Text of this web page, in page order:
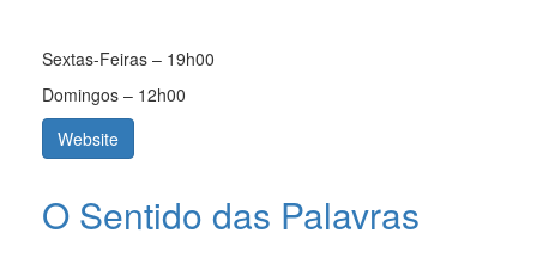
Sextas-Feiras – 19h00
Domingos – 12h00
Website
O Sentido das Palavras